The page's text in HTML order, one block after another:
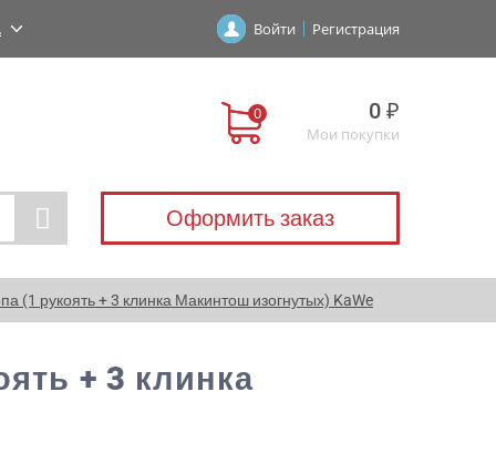
Войти Регистрация
0 ₽
Мои покупки
Оформить заказ
(1 рукоять + 3 клинка Макинтош изогнутых) KaWe
+ 3 клинка